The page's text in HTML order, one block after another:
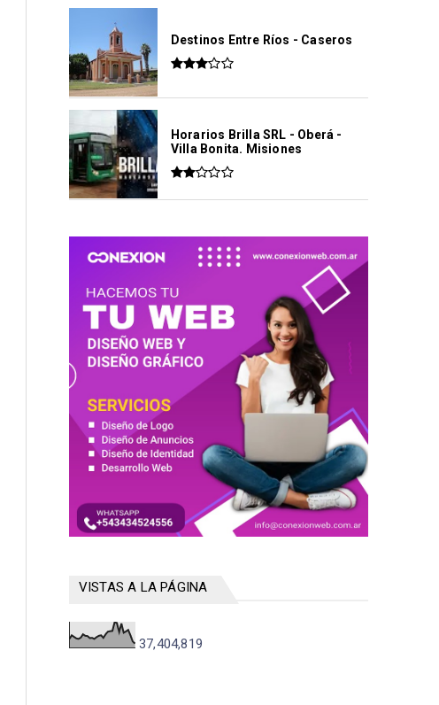
Destinos Entre Ríos - Caseros
Horarios Brilla SRL - Oberá -
Villa Bonita. Misiones
VISTAS A LA PÁGINA
37,404,819